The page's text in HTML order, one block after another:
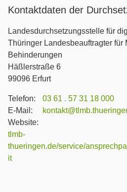
Kontaktdaten der
Landesdurchsetzungsstelle für
Thüringer Landesbeauftragter für
Behinderungen
Häßlerstraße 6
99096 Erfurt
Telefon:
03 61 . 57 31 18 000
E-Mail:
Website:
tlmb-
thueringen.de/service/
it